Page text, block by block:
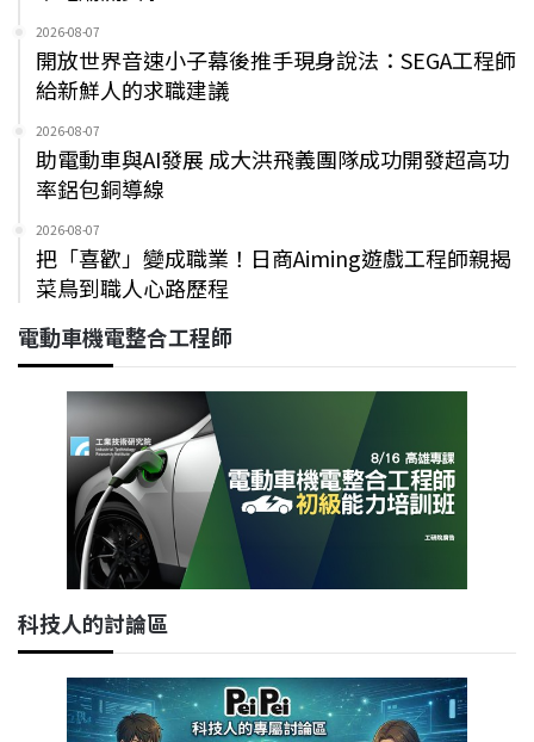
2026-08-07
開放世界音速小子幕後推手現身說法：SEGA工程師
給新鮮人的求職建議
2026-08-07
助電動車與AI發展 成大洪飛義團隊成功開發超高功
率鋁包銅導線
2026-08-07
把「喜歡」變成職業！日商Aiming遊戲工程師親揭
菜鳥到職人心路歷程
電動車機電整合工程師
科技人的討論區